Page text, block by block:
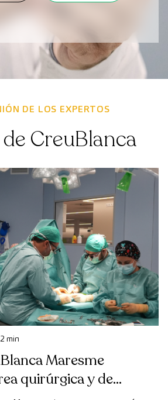
DE LOS EXPERTOS
CreuBlanca
2 min
Maresme
quirúrgica y de